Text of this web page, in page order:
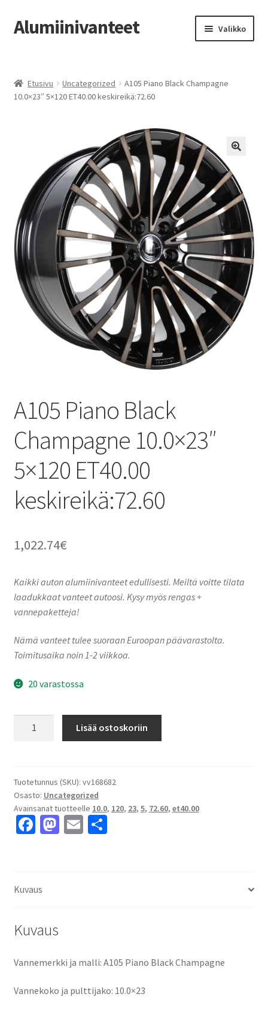
Siirry
navigointiin
Siirry
sisältöön
Alumiinivanteet Valikko
Kauppa
Vanteiden osto-opas
Auton renkaat
Yhteystiedot
Etusivu Uncategorized
A105 Piano Black Champagne
10.0×23″ 5×120 ET40.00 keskireikä:72.60
A105 Piano Black
Champagne 10.0×23″
5×120 ET40.00
keskireikä:72.60
1,022.74€
Kaikki auton alumiinivanteet edullisesti. Meiltä voitte tilata
laadukkaat vanteet autoosi. Kysy myös rengas +
vannepaketteja!
Nämä vanteet tulee suoraan Euroopan päävarastolta.
Toimitusaika noin 1-2 viikkoa.
20 varastossa
10.0x23"
5x120
ET40.00
keskireikä:72.60
Lisää ostoskoriin
Tuotetunnus (SKU): vv168682
Osasto: Uncategorized
Avainsanat tuotteelle 10.0, 120, 23, 5, 72.60, et40.00
Fa
o
M E S
Kuvaus
Kuvaus
Vannemerkki ja malli: A105 Piano Black Champagne
Vannekoko ja pulttijako: 10.0×23